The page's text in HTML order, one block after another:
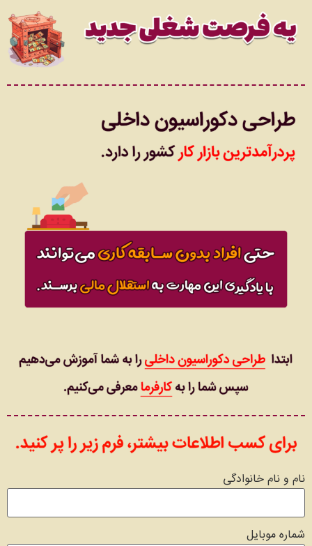
نام و نام خانوادگی
شماره موبایل